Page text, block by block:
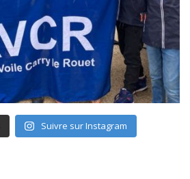
Suivre sur Instagram